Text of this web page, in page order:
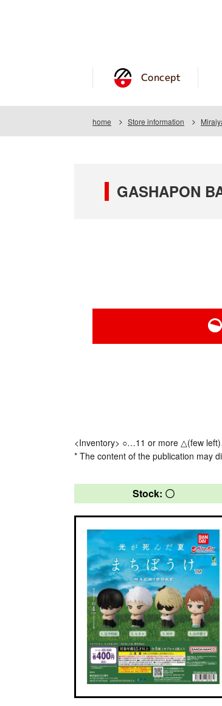
Concept
home Store information
GASHAPON
<Inventory> ○…11 or more △(few
* The content of the publication may
Stock: 〇